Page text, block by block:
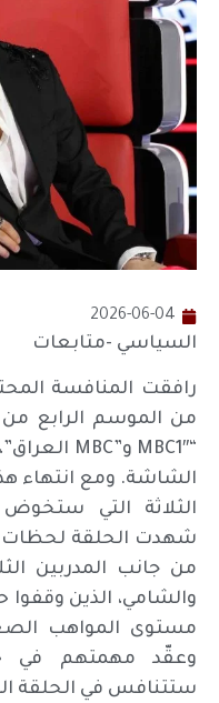
2026-06-04
السياسي -متابعات
رافقت المنافسة
الشاشة. ومع انتهاء
الثلاثة التي ستخوض
شهدت الحلقة لحظات
من جانب المدربين
والشامي، الذين وقفوا
مستوى المواهب
وعقّد مهمتهم في
ستتنافس في الحلقة